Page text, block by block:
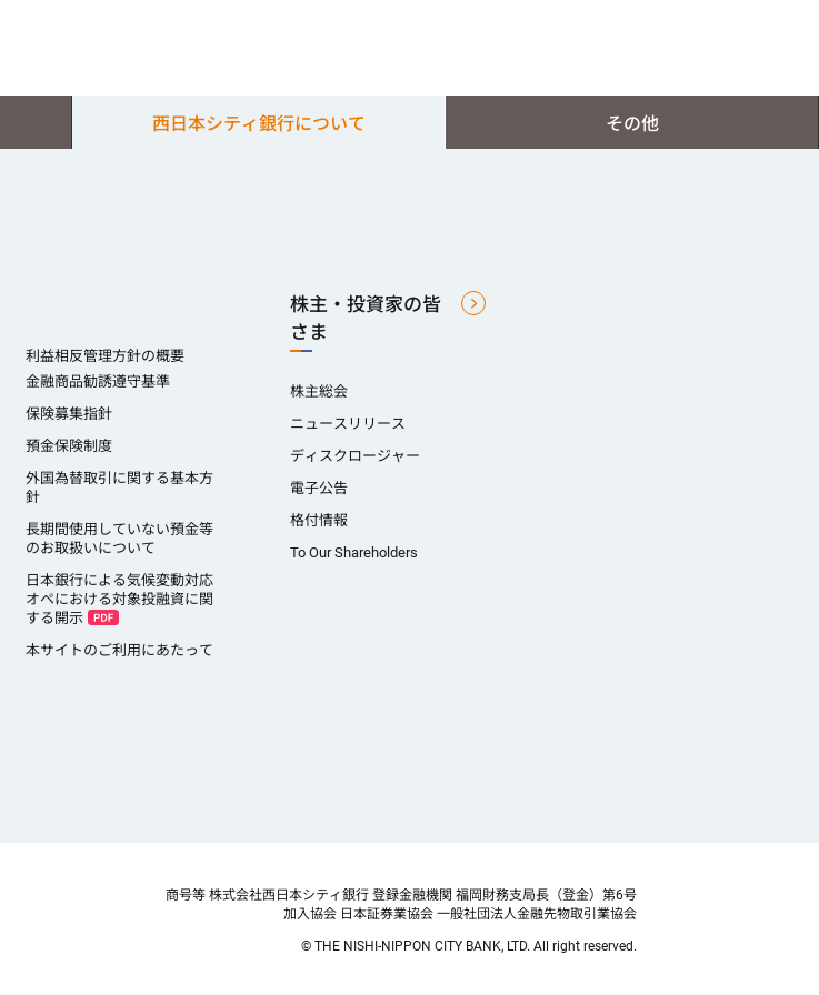
西日本シティ銀行について その他
利益相反管理方針の概要
金融商品勧誘遵守基準
保険募集指針
預金保険制度
外国為替取引に関する基本方
針
長期間使用していない預金等
のお取扱いについて
日本銀行による気候変動対応
オペにおける対象投融資に関
する開示
本サイトのご利用にあたって
株主・投資家の皆
さま
株主総会
ニュースリリース
ディスクロージャー
電子公告
格付情報
To Our Shareholders
商号等 株式会社西日本シティ銀行 登録金融機関 福岡財務支局長（登金）第6号
加入協会 日本証券業協会 一般社団法人金融先物取引業協会
© THE NISHI-NIPPON CITY BANK, LTD. All right reserved.